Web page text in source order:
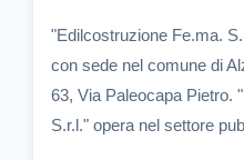
"Edilcostruzione Fe.ma.
con sede nel comune di
63, Via Paleocapa Pietro.
S.r.l." opera nel settore